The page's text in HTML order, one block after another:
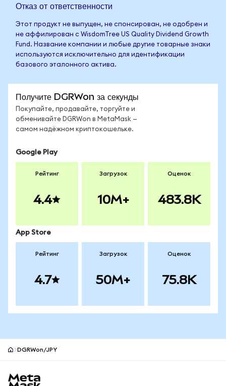
Отказ от ответственности
Этот продукт не выпущен, не спонсирован, не одобрен и
не аффилирован с WisdomTree US Quality Dividend Growth
Fund. Название компании и любые другие товарные знаки
используются исключительно для идентификации
базового эталонного актива.
Получите DGRWon за секунды
Покупайте, продавайте, торгуйте и
обменивайте DGRWon в MetaMask —
самом надёжном криптокошельке.
Google Play
Рейтинг
4.4
Загрузок
10M+
Оценок
483.8K
App Store
Рейтинг
4.7
Загрузок
50M+
Оценок
75.8K
DGRWon/JPY